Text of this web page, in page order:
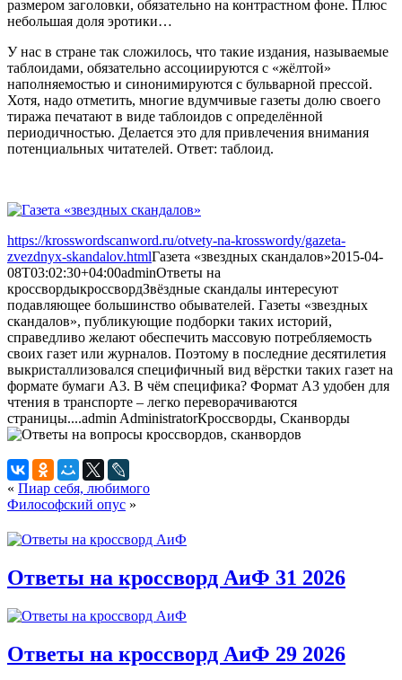
размером заголовки, обязательно на контрастном фоне. Плюс
небольшая доля эротики…
У нас в стране так сложилось, что такие издания, называемые
таблоидами, обязательно ассоциируются с «жёлтой»
наполняемостью и синонимируются с бульварной прессой.
Хотя, надо отметить, многие вдумчивые газеты долю своего
тиража печатают в виде таблоидов с определённой
периодичностью. Делается это для привлечения внимания
потенциальных читателей. Ответ: таблоид.
https://krosswordscanword.ru/otvety-na-krosswordy/gazeta-
zvezdnyx-skandalov.htmlГазета «звездных скандалов»2015-04-
08T03:02:30+04:00adminОтветы на
кроссвордыкроссвордЗвёздные скандалы интересуют
подавляющее большинство обывателей. Газеты «звездных
скандалов», публикующие подборки таких историй,
справедливо желают обеспечить массовую потребляемость
своих газет или журналов. Поэтому в последние десятилетия
выкристаллизовался специфичный вид вёрстки таких газет на
формате бумаги А3. В чём специфика? Формат А3 удобен для
чтения в транспорте – легко переворачиваются
страницы....admin AdministratorКроссворды, Сканворды
« Пиар себя, любимого
Философский опус »
Ответы на кроссворд АиФ 31 2026
Ответы на кроссворд АиФ 29 2026